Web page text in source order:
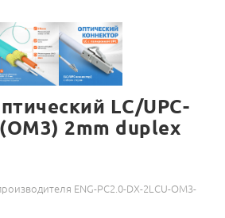
LC/UPC-
2mm duplex
ENG-PC2.0-DX-2LCU-OM3-